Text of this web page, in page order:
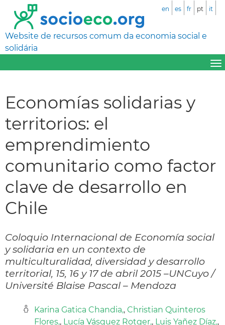
Website de recursos comum da economia social e
solidária
en es fr pt it
Economías solidarias y
territorios: el
emprendimiento
comunitario como factor
clave de desarrollo en
Chile
Coloquio Internacional de Economía social
y solidaria en un contexto de
multiculturalidad, diversidad y desarrollo
territorial, 15, 16 y 17 de abril 2015 –UNCuyo /
Université Blaise Pascal – Mendoza
Karina Gatica Chandia,, Christian Quinteros
Flores,, Lucía Vásquez Rotger,, Luis Yañez Díaz,,